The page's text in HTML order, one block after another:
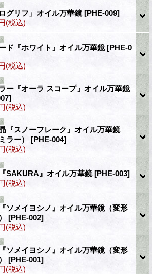
ログリフ」オイル万華鏡[PHE-009]
(税込)
ド『ホワイト』オイル万華鏡[PHE-0
(税込)
ー『オーラ スコープ』オイル万華鏡
(税込)
『スノーフレーク』オイル万華鏡
ラー） [PHE-004]
(税込)
SAKURA』オイル万華鏡[PHE-003]
(税込)
ソメイヨシノ』オイル万華鏡（変形
[PHE-002]
(税込)
ソメイヨシノ』オイル万華鏡（変形
[PHE-001]
(税込)